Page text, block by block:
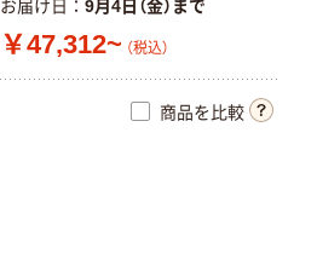
お届け日 9月4日（金）まで
￥47,312~ （税込）
商品を比較